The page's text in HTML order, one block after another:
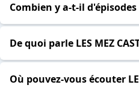
Combien y a-t-il d'épisodes
De quoi parle LES MEZ
Où pouvez-vous écouter